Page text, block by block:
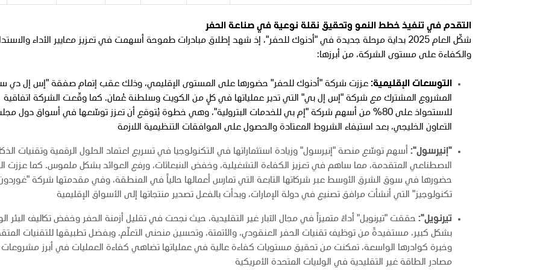
التقدم في تنفيذ خطط النمو وتحقيق نقلة نوعية في صناعة الحفر
شكّل العام 2025 بداية مرحلة جديدة في "أدنوك للحفر"، إذ شهد إطلاق مبادرات طموحة أسهمت في تعزيز معايير الأداء
والكفاءة على مستوى الشركة، من أبرزها:
التوسعات الإقليمية: عززت شركة "أدنوك للحفر" حضورها على المستوى الإقليمي، وذلك عقب إتمام صفقة "إس إل دي
المشروع المشترك مع شركة "إس إل بي" التي تدير عملياتها في كلٍ من الكويت وسلطنة عُمان. كما وقّعت الشركة اتفاقية
للاستحواذ على 80% من أسهم شركة "إم بي للخدمات البترولية"، وهي خطوة يُتوقع أن تعزز توسّعها في أسواق دول
التعاون الخليجي، بعد استيفاء الشروط المعتادة والحصول على الموافقات التنظيمية اللازمة
"إنيرسول": أسهم توسّع منصة "إنيرسول" وزيادة استثماراتها في التكنولوجيا في تسريع اعتماد الحلول الرقمية وتقنيات
الاصطناعي المتقدمة، مما ساهم في تعزيز الكفاءة التشغيلية، وخفض الانبعاثات، ورفع العوائد بشكل ملموس. كما عززت
حضورها في سوق الشرق الأوسط عبر شركاتها التابعة التي تمارس أعمالها حالياً في المنطقة، وفي مقدمتها شركة
تكنولوجيز" التي أنشأت مرافق تصنيع في دولة الإمارات، وبدأت بالفعل تصدير منتجاتها إلى الأسواق الإقليمية
تيرنويل": حققت "تيرنويل" أداءً متميزاً في مجال الآبار غير التقليدية، حيث نجحت في تقليل أزمنة الحفر وخفض تكاليف البئر
بشكل كبير، مستفيدةً من توظيف تقنيات الحفر العنقودي، والأتمتة، وتحسين منحنى التعلّم. وبفضل تطبيقها للتقنيات
وخبرة كوادرها الواسعة، تمكنت من تحقيق مستويات كفاءة عالية في عملياتها تضاهي كفاءة العمليات في أبرز مشروعات
مصادر الطاقة غير التقليدية في الولايات المتحدة الأمريكية